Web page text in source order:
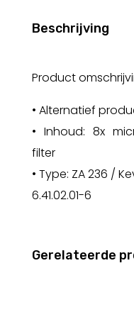
Beschrijving
Product
• Alternatief
• Inhoud: 8x
filter
• Type: ZA 236 /
6.41.02.01-6
Gerelateerde